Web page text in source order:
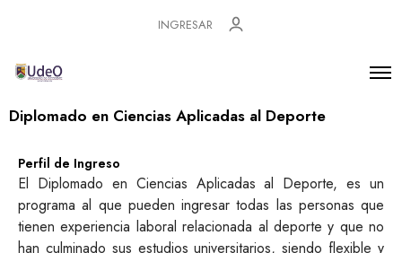
INGRESAR
Diplomado en Ciencias Aplicadas al Deporte
Perfil de Ingreso
El Diplomado en Ciencias Aplicadas al Deporte, es un
programa al que pueden ingresar todas las personas que
tienen experiencia laboral relacionada al deporte y que no
han culminado sus estudios universitarios, siendo flexible y